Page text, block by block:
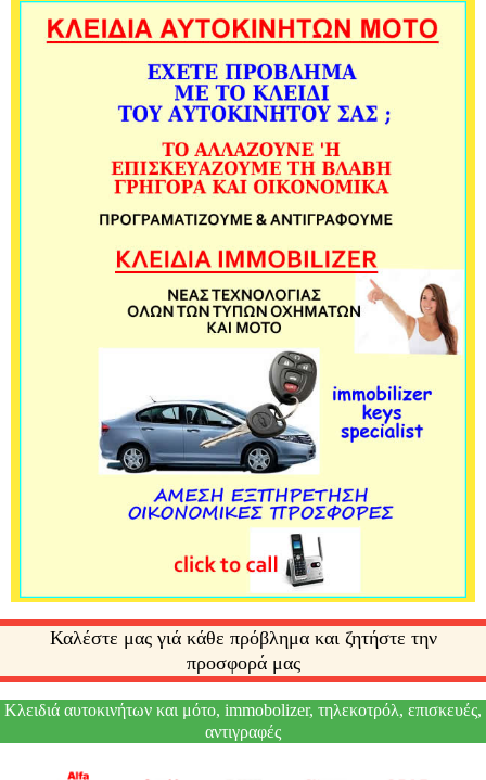
Καλέστε μας γιά κάθε πρόβλημα και ζητήστε την
προσφορά μας
Κλειδιά αυτοκινήτων και μότο, immobolizer, τηλεκοτρόλ, επισκευές,
αντιγραφές